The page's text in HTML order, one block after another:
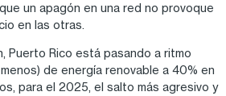
un apagón en una red no provoque
en las otras.
Puerto Rico está pasando a ritmo
de energía renovable a 40% en
para el 2025, el salto más agresivo y